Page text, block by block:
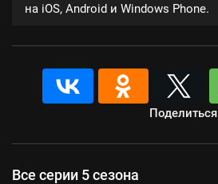
на iOS, Android и Windows Phone.
Поделиться
Все серии 5 сезона